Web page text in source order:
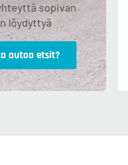
sopivan
löydyttyä
autoa etsit?